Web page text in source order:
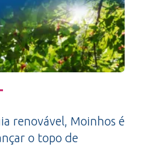
renovável, Moinhos é
o topo de